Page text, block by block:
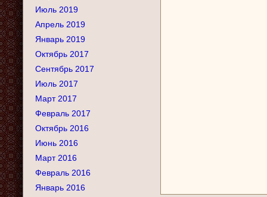
Июль 2019
Апрель 2019
Январь 2019
Октябрь 2017
Сентябрь 2017
Июль 2017
Март 2017
Февраль 2017
Октябрь 2016
Июнь 2016
Март 2016
Февраль 2016
Январь 2016